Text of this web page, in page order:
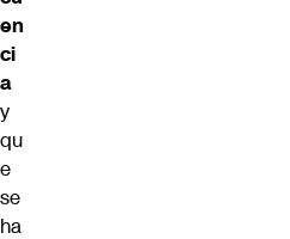
en
ci
a
y
qu
e
se
ha